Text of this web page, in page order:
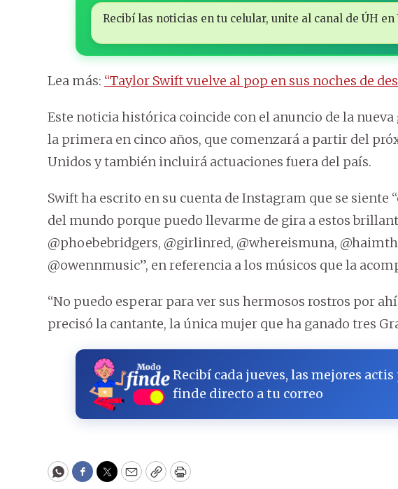
Recibí las noticias en tu celular, unite al canal de ÚH en
Lea más: “Taylor Swift vuelve al pop en sus noches de
Este noticia histórica coincide con el anuncio de la
la primera en cinco años, que comenzará a partir del
Unidos y también incluirá actuaciones fuera del país.
Swift ha escrito en su cuenta de Instagram que se siente
del mundo porque puedo llevarme de gira a estos
@phoebebridgers, @girlinred, @whereismuna,
@owennmusic”, en referencia a los músicos que la
“No puedo esperar para ver sus hermosos rostros por
precisó la cantante, la única mujer que ha ganado tres
Recibí cada jueves, las mejores
finde directo a tu correo
WhatsApp
Facebook
Twitter
EmailCopyPrint